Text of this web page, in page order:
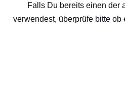
Falls Du bereits einen der
verwendest, überprüfe bitte ob